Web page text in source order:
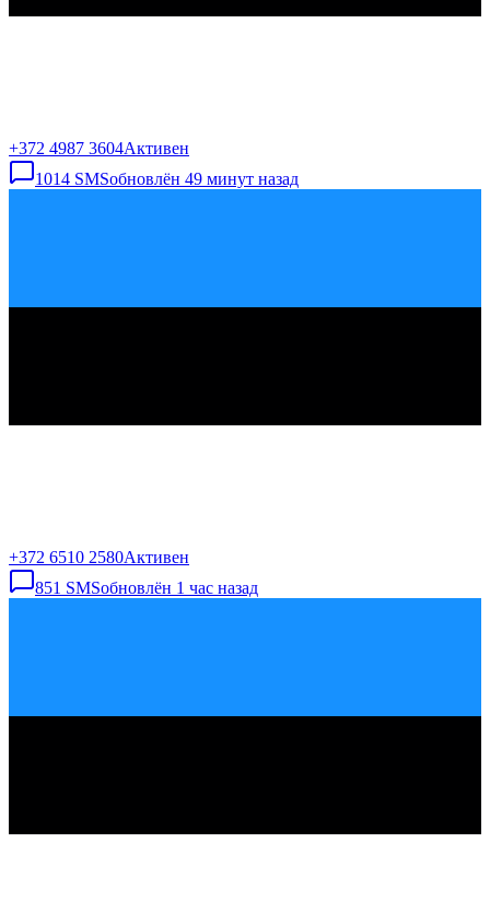
+372 4987 3604Активен
1014 SMSобновлён 49 минут назад
+372 6510 2580Активен
851 SMSобновлён 1 час назад